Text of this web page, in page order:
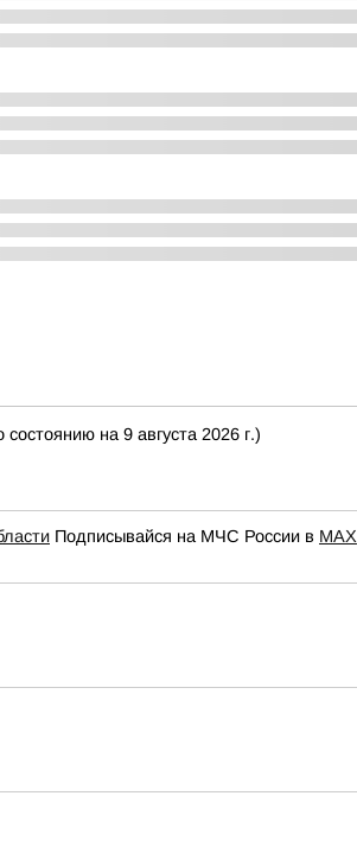
на 9 августа 2026 г.)
Подписывайся на МЧС России в MAX